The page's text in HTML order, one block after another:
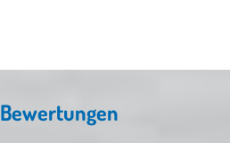
Bewertungen